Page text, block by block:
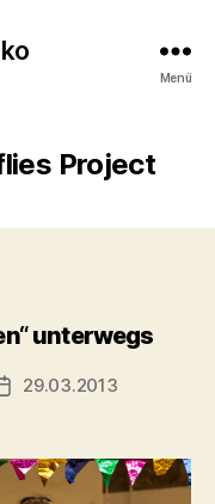
Menü
Project
unterwegs
Veröffentlichungsdatum
29.03.2013